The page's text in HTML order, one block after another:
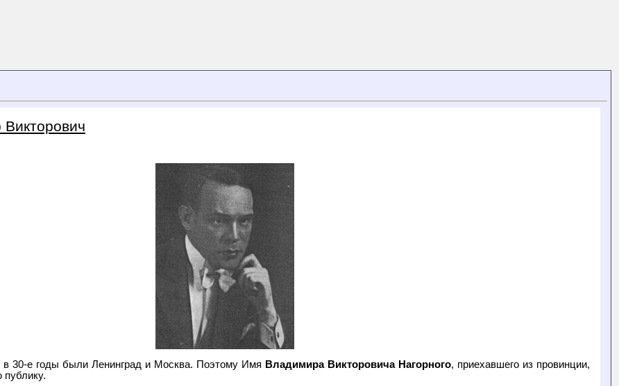
в 30-е годы были Ленинград и Москва. Поэтому Имя Владимира Викторовича Нагорного, приехавшего из провинции,
публику.